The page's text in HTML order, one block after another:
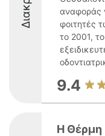
αναφοράς
φοιτητές
το 2001, το
9.4
Η Θέρμη